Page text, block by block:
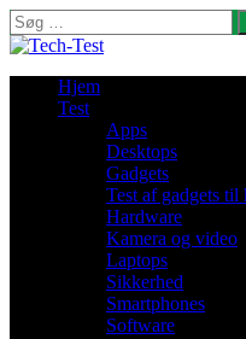
Søg
efter:
Hjem
Test
Apps
Desktops
Gadgets
Test af gadgets
Hardware
Kamera og video
Laptops
Sikkerhed
Smartphones
Software